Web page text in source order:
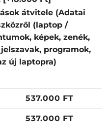
átvitele (Adatai
(laptop /
képek, zenék,
programok,
új laptopra)
537.000 FT
537.000 FT